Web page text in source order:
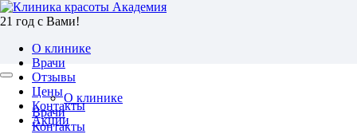
21 год с Вами!
О клинике
Врачи
Отзывы
Цены
Контакты
Акции
О клинике
Врачи
Контакты